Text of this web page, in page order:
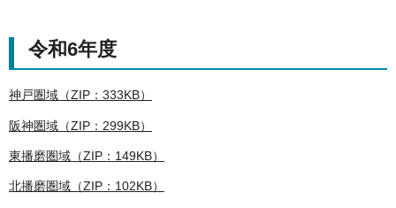
令和6年度
神戸圏域（ZIP：333KB）
阪神圏域（ZIP：299KB）
東播磨圏域（ZIP：149KB）
北播磨圏域（ZIP：102KB）